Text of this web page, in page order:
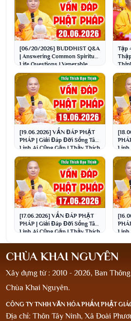
[06/20/2026] BUDDHIST Q&A
| Answering Common Spiritual
Life Questions | Venerable
Thích Đạo Thịnh
Tập
[19.06.2026] VẤN ĐÁP PHẬT
PHÁP | Giải Đáp Đời Sống Tâm
Linh Ai Cũng Gặp | Thầy Thích
Đạo Thịnh
Linh
Đạo
[17.06.2026] VẤN ĐÁP PHẬT
PHÁP | Giải Đáp Đời Sống Tâm
Linh Ai Cũng Gặp | Thầy Thích
Linh
CHÙA KHAI NGUYÊN
Xây dựng từ : 2010 - 2026, Ban
Chùa Khai Nguyên.
CÔNG TY TNHH VĂN HÓA PHẨM PHẬT
Địa chỉ: Thôn Tây Ninh, Xã Đoài